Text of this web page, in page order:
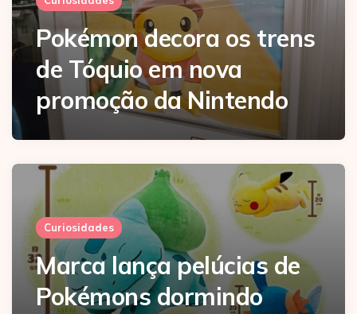
Pokémon decora os trens
de Tóquio em nova
promoção da Nintendo
Curiosidades
Marca lança pelúcias de
Pokémons dormindo